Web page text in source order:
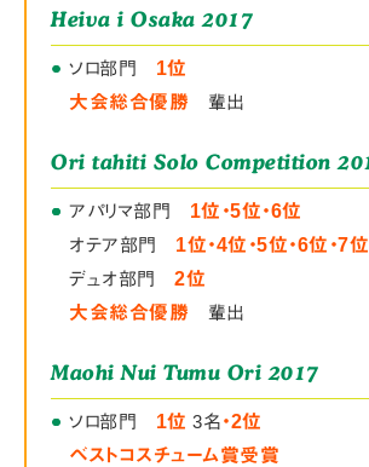
Heiva i Osaka 2017
● ソロ部門 1位
●
大会総合優勝 輩出
Ori tahiti Solo Competition
● アパリマ部門 1位・5位・6位
●
オテア部門 1位・4位・5位・6位・7位
●
デュオ部門 2位
●
大会総合優勝 輩出
Maohi Nui Tumu Ori 2017
● ソロ部門 1位 3名・2位
●
ベストコスチューム賞受賞
●